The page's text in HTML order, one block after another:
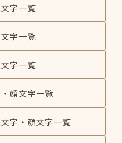
字一覧
字一覧
字一覧
顔文字一覧
字・顔文字一覧